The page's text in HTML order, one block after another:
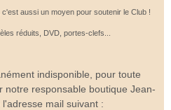
aussi un moyen pour soutenir le Club !
réduits, DVD, portes-clefs...
indisponible, pour toute
notre responsable boutique Jean-
l'adresse mail suivant :